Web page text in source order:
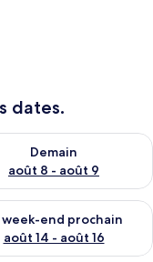
dates.
7 - août 8
Demain
août 8 - août 9
la disponibilité pour
août 7 - août 9
week-end prochain
août 14 - août 16
la disponibilité pour